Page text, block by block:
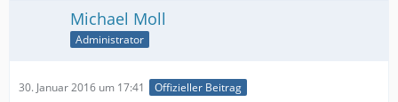
Michael Moll
Administrator
30. Januar 2016 um 17:41 Offizieller Beitrag